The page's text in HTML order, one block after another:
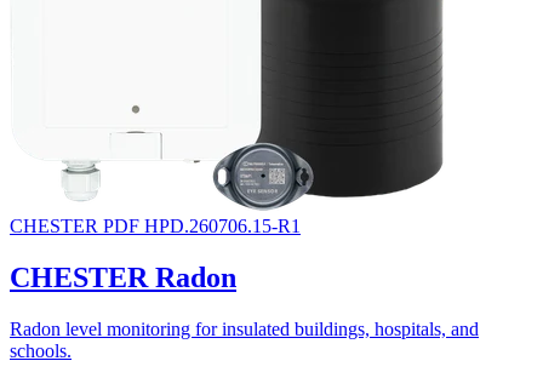
CHESTER PDF HPD.260706.15-R1
CHESTER Radon
Radon level monitoring for insulated buildings, hospitals, and
schools.